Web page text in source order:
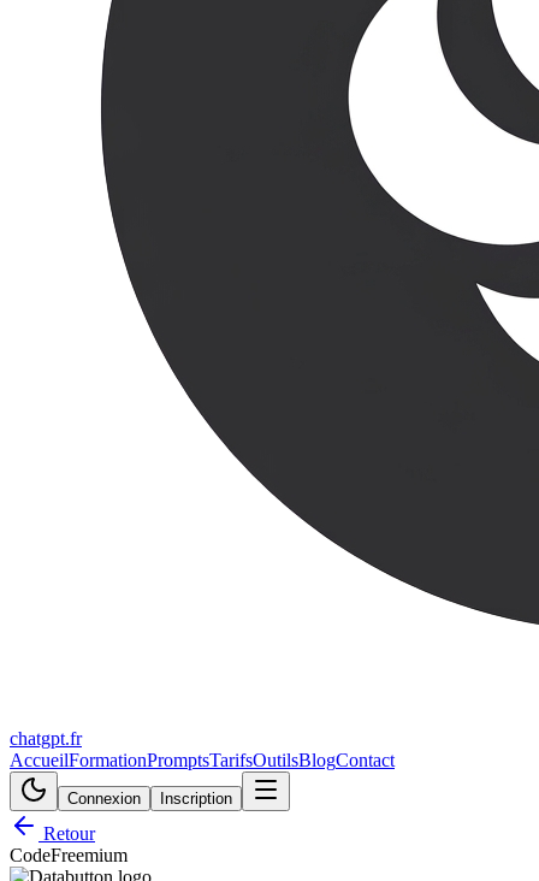
chatgpt.fr
AccueilFormationPromptsTarifsOutilsBlogContact
Connexion Inscription
Retour
CodeFreemium